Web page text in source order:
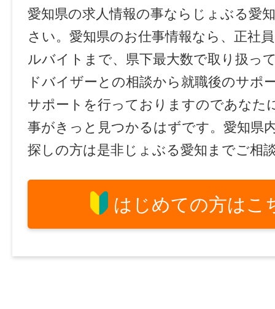
愛知県の求人情報の事ならじょぶる愛
さい。愛知県のお仕事情報なら、正社
ルバイトまで、県下最大数で取り扱っ
ドバイザーとの相談から就職後のサポ
サポートを行っておりますのであなた
事がきっと見つかるはずです。愛知県
探しの方は是非じょぶる愛知までご相
はじめての方はこ